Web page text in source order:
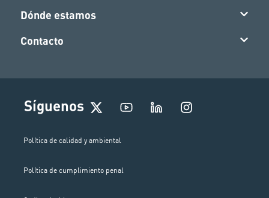
Dónde estamos
Contacto
Síguenos
I
n
Política de calidad y ambiental
Política de cumplimiento penal